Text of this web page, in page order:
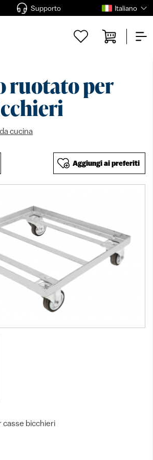
Supporto Italiano
ruotato per
cucina
Aggiungi ai preferiti
casse bicchieri